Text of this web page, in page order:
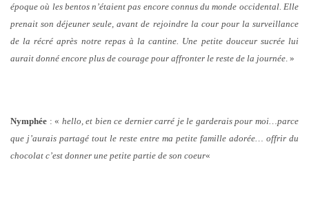
époque où les bentos n’étaient pas encore connus du monde occidental. Elle
prenait son déjeuner seule, avant de rejoindre la cour pour la surveillance
de la récré après notre repas à la cantine. Une petite douceur sucrée lui
aurait donné encore plus de courage pour affronter le reste de la journée . »
Nymphée : « hello,et bien ce dernier carré je le garderais pour moi…parce
que j’aurais partagé tout le reste entre ma petite famille adorée… offrir du
chocolat c’est donner une petite partie de son coeur«